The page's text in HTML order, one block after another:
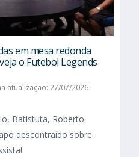
em mesa redonda
o Futebol Legends
atualização: 27/07/2026
Batistuta, Roberto
descontraído sobre